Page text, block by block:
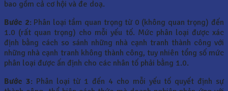
bao gồm cả cơ hội và đe doạ.
Bước 2: Phân loại tầm quan trọng từ 0 (không quan trọng) đến
1.0 (rất quan trọng) cho mỗi yếu tố. Mức phân loại được xác
định bằng cách so sánh những nhà cạnh tranh thành công với
những nhà cạnh tranh không thành công, tuy nhiên tổng số mức
phân loại được ấn định cho các nhân tố phải bằng 1.0.
Bước 3: Phân loại từ 1 đến 4 cho mỗi yếu tố quyết định sự